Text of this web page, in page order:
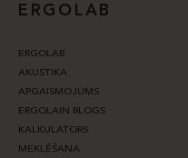
ERGOLAB
ERGOLAB
AKUSTIKA
APGAISMOJUMS
ERGOLAIN BLOGS
KALKULATORS
MEKLĒŠANA